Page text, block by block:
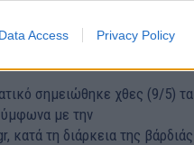
Data Access Privacy Policy
σημειώθηκε χθες (9/5) τα
κατά τη διάρκεια της βάρδιάς